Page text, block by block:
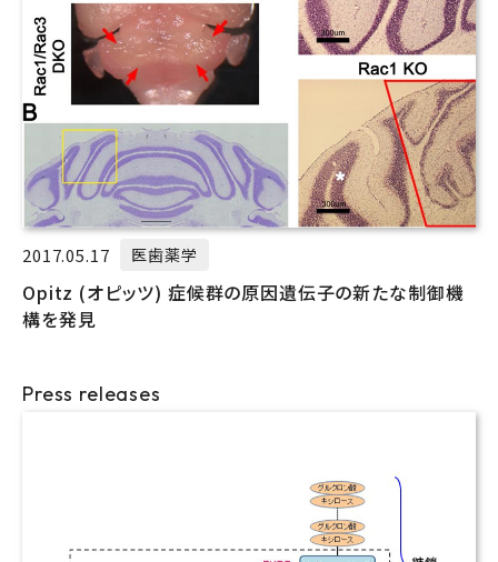
2017.05.17 医歯薬学
Opitz (オピッツ) 症候群の原因遺伝子の新たな制御機
構を発見
Press releases